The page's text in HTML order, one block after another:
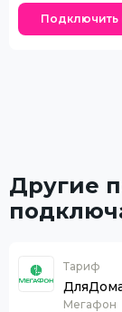
Подключить
Другие
Тариф
Мегафон